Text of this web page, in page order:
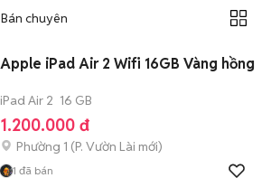
Bán chuyên
Apple iPad Air 2 Wifi 16GB Vàng hồng
iPad Air 2 16 GB
1.200.000 đ
Phường 1 (P. Vườn Lài mới)
1 đã bán